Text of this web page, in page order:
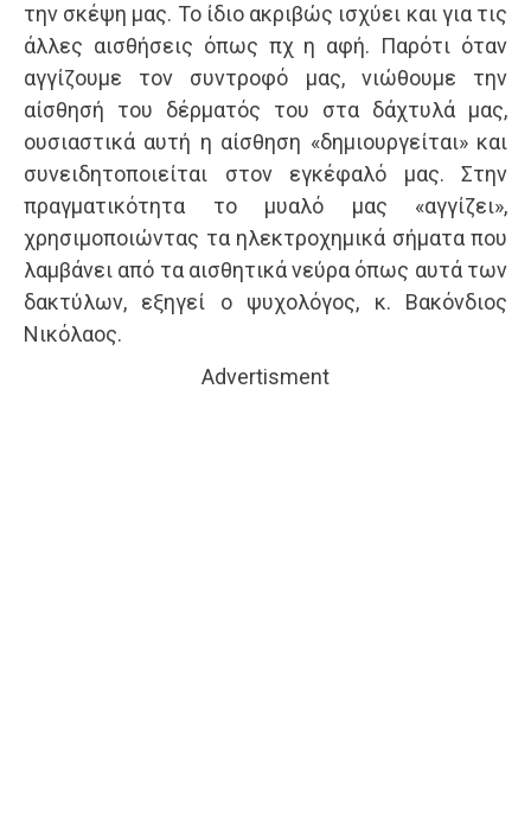
την σκέψη μας. Το ίδιο ακριβώς ισχύει και για τις
άλλες αισθήσεις όπως πχ η αφή. Παρότι όταν
αγγίζουμε τον συντροφό μας, νιώθουμε την
αίσθησή του δέρματός του στα δάχτυλά μας,
ουσιαστικά αυτή η αίσθηση «δημιουργείται» και
συνειδητοποιείται στον εγκέφαλό μας. Στην
πραγματικότητα το μυαλό μας «αγγίζει»,
χρησιμοποιώντας τα ηλεκτροχημικά σήματα που
λαμβάνει από τα αισθητικά νεύρα όπως αυτά των
δακτύλων, εξηγεί ο ψυχολόγος, κ. Βακόνδιος
Νικόλαος.
Advertisment